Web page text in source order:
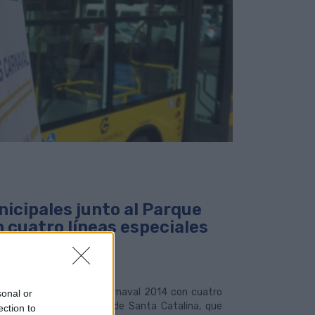
or
to
junto al Parque
cuatro líneas especiales
las noches del Carnaval 2014 con cuatro
con el Parque de Santa Catalina, que